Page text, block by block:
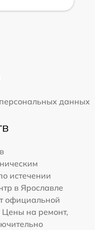
данных
истечении
в Ярославле
официальной
Цены на ремонт,